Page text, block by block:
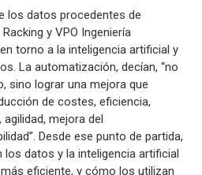
los datos procedentes de
y VPO Ingeniería
torno a la inteligencia artificial y
La automatización, decían, “no
sino lograr una mejora que
de costes, eficiencia,
mejora del
Desde ese punto de partida,
datos y la inteligencia artificial
eficiente, y cómo los utilizan